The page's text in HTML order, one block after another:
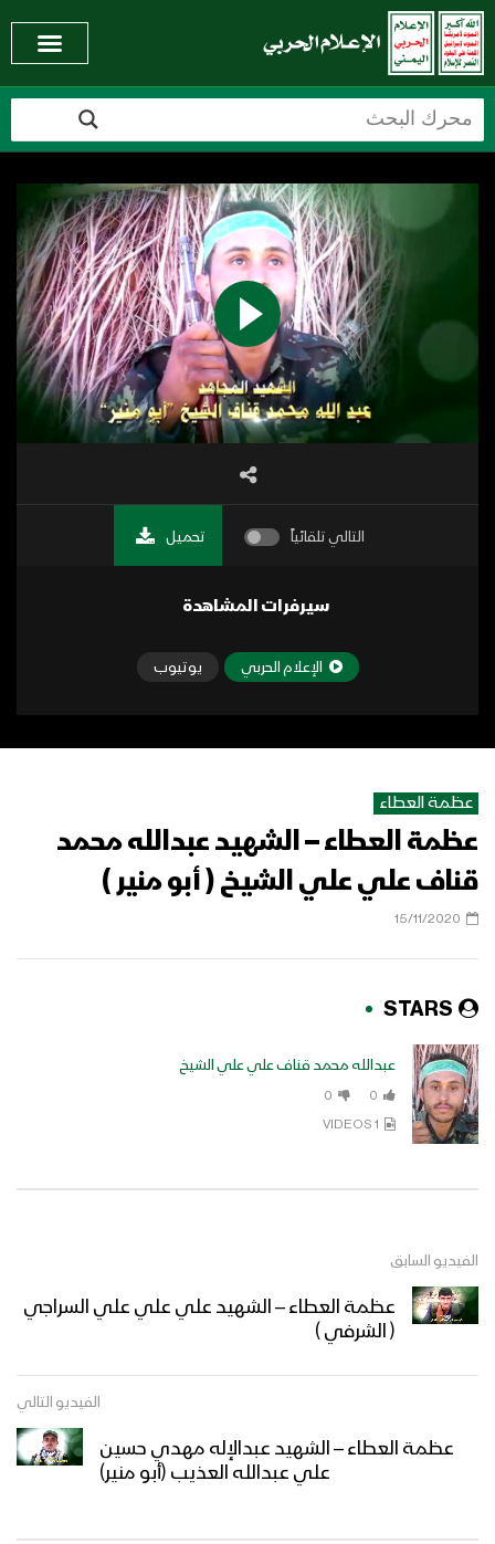
التالي تلقائياً تحميل
سيرفرات المشاهدة
الإعلام الحربي يوتيوب
عظمة العطاء
عظمة العطاء – الشهيد عبدالله محمد
قناف علي علي الشيخ ( أبو منير )
15/11/2020
STARS
عبدالله محمد قناف علي علي الشيخ
0
0
1 VIDEOS
الفيديو السابق
عظمة العطاء – الشهيد علي علي علي السراجي
( الشرفي )
الفيديو التالي
عظمة العطاء – الشهيد عبدالإله مهدي حسين
علي عبدالله العذيب (أبو منير)